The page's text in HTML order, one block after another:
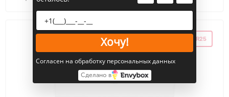
ПРОМОКОД HAIER25
Хочу!
Согласен на обработку персональных данных
Сделано в